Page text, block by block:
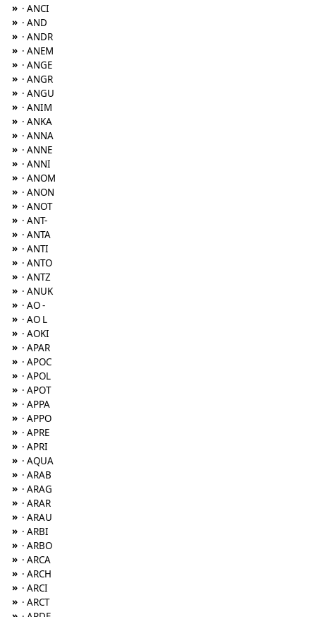
» · ANCI
» · AND
» · ANDR
» · ANEM
» · ANGE
» · ANGR
» · ANGU
» · ANIM
» · ANKA
» · ANNA
» · ANNE
» · ANNI
» · ANOM
» · ANON
» · ANOT
» · ANT-
» · ANTA
» · ANTI
» · ANTO
» · ANTZ
» · ANUK
» · AO -
» · AO L
» · AOKI
» · APAR
» · APOC
» · APOL
» · APOT
» · APPA
» · APPO
» · APRE
» · APRI
» · AQUA
» · ARAB
» · ARAG
» · ARAR
» · ARAU
» · ARBI
» · ARBO
» · ARCA
» · ARCH
» · ARCI
» · ARCT